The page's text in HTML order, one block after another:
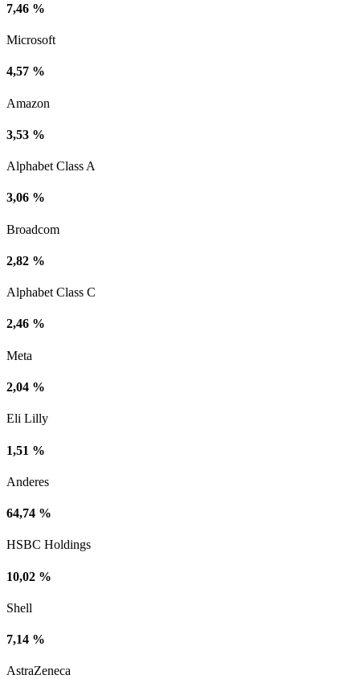
7,46 %
Microsoft
4,57 %
Amazon
3,53 %
Alphabet Class A
3,06 %
Broadcom
2,82 %
Alphabet Class C
2,46 %
Meta
2,04 %
Eli Lilly
1,51 %
Anderes
64,74 %
HSBC Holdings
10,02 %
Shell
7,14 %
AstraZeneca